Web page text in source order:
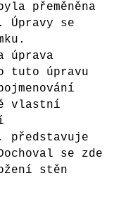
přeměněna
se
úprava
tuto úpravu
vlastní
představuje
se zde
stěn